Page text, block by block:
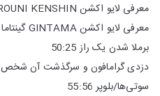
معرفی لایو اکشن RUROUNI KENSHIN رونین کنشین 38:15
معرفی لایو اکشن GINTAMA گینتاما 44:11
برملا شدن یک راز 50:25
دزدی گرامافون و سرگذشت آن شخص 51:55
سوتی‌ها/بلوپر 55:56